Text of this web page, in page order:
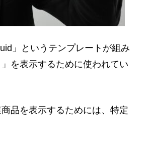
」というテンプレートが組み
を表示するために使われてい
品を表示するためには、特定